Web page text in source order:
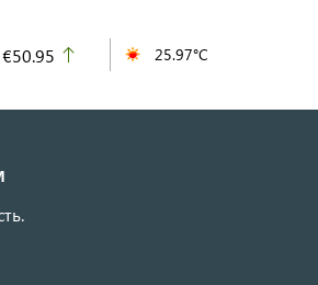
up
€50.95 25.97°C